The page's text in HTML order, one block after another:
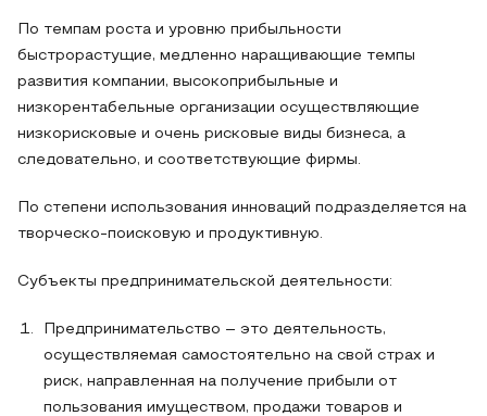
По темпам роста и уровню прибыльности
быстрорастущие, медленно наращивающие темпы
развития компании, высокоприбыльные и
низкорентабельные организации осуществляющие
низкорисковые и очень рисковые виды бизнеса, а
следовательно, и соответствующие фирмы.
По степени использования инноваций подразделяется на
творческо-поисковую и продуктивную.
Субъекты предпринимательской деятельности:
Предпринимательство – это деятельность,
осуществляемая самостоятельно на свой страх и
риск, направленная на получение прибыли от
пользования имуществом, продажи товаров и